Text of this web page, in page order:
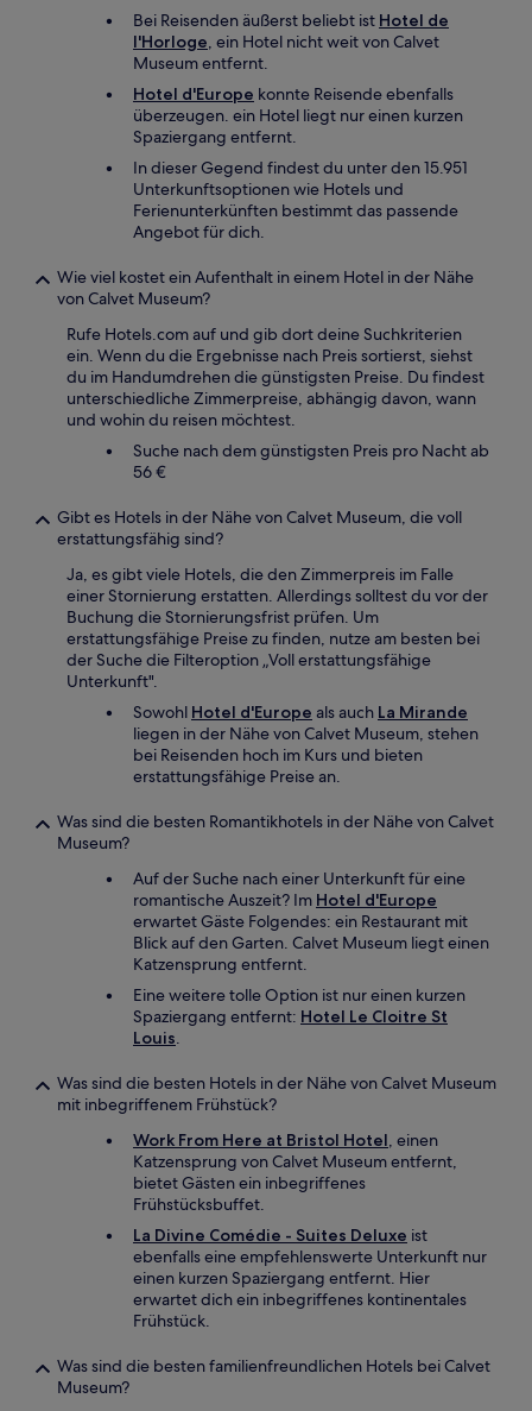
Bei Reisenden äußerst beliebt ist Hotel de
l'Horloge, ein Hotel nicht weit von Calvet
Museum entfernt.
Hotel d'Europe konnte Reisende ebenfalls
überzeugen. ein Hotel liegt nur einen kurzen
Spaziergang entfernt.
In dieser Gegend findest du unter den 15.951
Unterkunftsoptionen wie Hotels und
Ferienunterkünften bestimmt das passende
Angebot für dich.
Wie viel kostet ein Aufenthalt in einem Hotel in der Nähe
von Calvet Museum?
Rufe Hotels.com auf und gib dort deine Suchkriterien
ein. Wenn du die Ergebnisse nach Preis sortierst, siehst
du im Handumdrehen die günstigsten Preise. Du findest
unterschiedliche Zimmerpreise, abhängig davon, wann
und wohin du reisen möchtest.
Suche nach dem günstigsten Preis pro Nacht ab
56 €
Gibt es Hotels in der Nähe von Calvet Museum, die voll
erstattungsfähig sind?
Ja, es gibt viele Hotels, die den Zimmerpreis im Falle
einer Stornierung erstatten. Allerdings solltest du vor der
Buchung die Stornierungsfrist prüfen. Um
erstattungsfähige Preise zu finden, nutze am besten bei
der Suche die Filteroption „Voll erstattungsfähige
Unterkunft".
Sowohl Hotel d'Europe als auch La Mirande
liegen in der Nähe von Calvet Museum, stehen
bei Reisenden hoch im Kurs und bieten
erstattungsfähige Preise an.
Was sind die besten Romantikhotels in der Nähe von Calvet
Museum?
Auf der Suche nach einer Unterkunft für eine
romantische Auszeit? Im Hotel d'Europe
erwartet Gäste Folgendes: ein Restaurant mit
Blick auf den Garten. Calvet Museum liegt einen
Katzensprung entfernt.
Eine weitere tolle Option ist nur einen kurzen
Spaziergang entfernt: Hotel Le Cloitre St
Louis.
Was sind die besten Hotels in der Nähe von Calvet Museum
mit inbegriffenem Frühstück?
Work From Here at Bristol Hotel, einen
Katzensprung von Calvet Museum entfernt,
bietet Gästen ein inbegriffenes
Frühstücksbuffet.
La Divine Comédie - Suites Deluxe ist
ebenfalls eine empfehlenswerte Unterkunft nur
einen kurzen Spaziergang entfernt. Hier
erwartet dich ein inbegriffenes kontinentales
Frühstück.
Was sind die besten familienfreundlichen Hotels bei Calvet
Museum?